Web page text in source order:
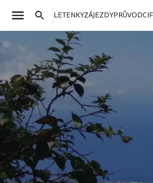
LETENKYZÁJEZDYPRŮVODCI